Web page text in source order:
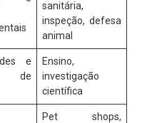
sanitária,
inspeção, defesa
animal
e
de
Ensino,
investigação
científica
Pet shops,